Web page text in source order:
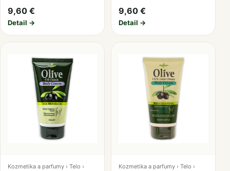
9,60 €
Detail →
9,60 €
Detail →
Kozmetika a parfumy › Telo ›
Kozmetika a parfumy › Telo ›